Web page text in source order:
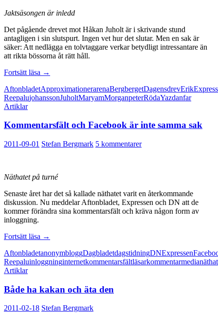
Jaktsäsongen är inledd
Det pågående drevet mot Håkan Juholt är i skrivande stund
antagligen i sin slutspurt. Ingen vet hur det slutar. Men en sak är
säker: Att nedlägga en tolvtaggare verkar betydligt intressantare än
att rikta bössorna åt rätt håll.
Fortsätt läsa Mycket
i
drevet
→
AftonbladetApproximationerarenaBergbergetDagensdrevErik
ReepalujohanssonJuholtMaryamMorganpeterRödaYazdanfar
Artiklar
Kommentarsfält och Facebook är inte samma sak
2011-09-01 Stefan Bergmark 5 kommentarer
Näthatet på turné
Senaste året har det så kallade näthatet varit en återkommande
diskussion. Nu meddelar Aftonbladet, Expressen och DN att de
kommer förändra sina kommentarsfält och kräva någon form av
inloggning.
Fortsätt läsa Kommentarsfält
Facebook
är
sak
→
AftonbladetanonymbloggDagbladetdagstidningDNExpressen
Reepaluinloggninginternetkommentarsfältläsarkommentarmedianäthat
Artiklar
Både ha kakan och äta den
2011-02-18 Stefan Bergmark